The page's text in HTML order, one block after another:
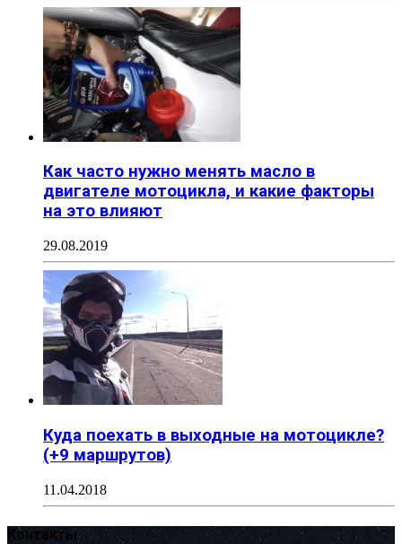
Как часто нужно менять масло в
двигателе мотоцикла, и какие факторы
на это влияют
29.08.2019
Куда поехать в выходные на мотоцикле?
(+9 маршрутов)
11.04.2018
Контакты